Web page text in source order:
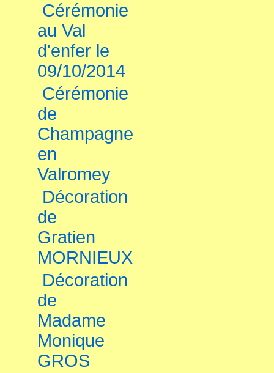
Cérémonie
au Val
d'enfer le
09/10/2014
Cérémonie
de
Champagne
en
Valromey
Décoration
de
Gratien
MORNIEUX
Décoration
de
Madame
Monique
GROS